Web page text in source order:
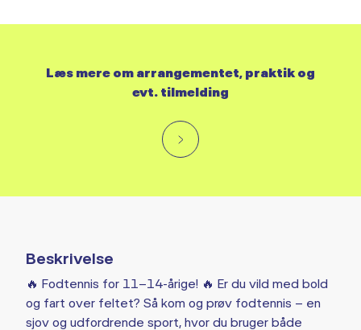
Beskrivelse
🔥 Fodtennis for 11–14-årige! 🔥 Er du vild med bold
og fart over feltet? Så kom og prøv fodtennis – en
sjov og udfordrende sport, hvor du bruger både
Læs mere om arrangementet, praktik og
evt. tilmelding